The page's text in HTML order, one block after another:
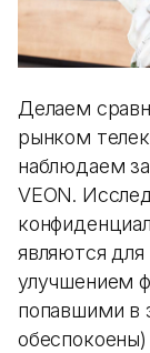
Делаем
рынком
наблюдаем
VEON.
являются
улучшением
попавшими в